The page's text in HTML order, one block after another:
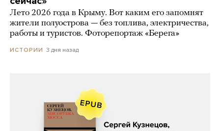
Лето 2026 года в Крыму. Вот каким его запомнят
жители полуострова — без топлива, электричества,
работы и туристов. Фоторепортаж «Берега»
ИСТОРИИ 3 дня назад